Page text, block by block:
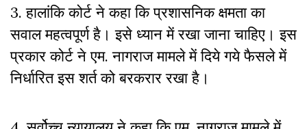
3. हालांकि कोर्ट ने कहा कि प्रशासनिक क्षमता का
सवाल महत्वपूर्ण है। इसे ध्यान में रखा जाना चाहिए। इस
प्रकार कोर्ट ने एम. नागराज मामले में दिये गये फैसले में
निर्धारित इस शर्त को बरकरार रखा है।